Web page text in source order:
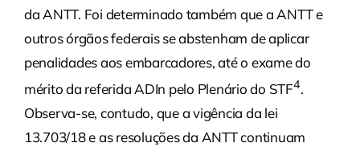
da ANTT. Foi determinado também que a ANTT e
outros órgãos federais se abstenham de aplicar
penalidades aos embarcadores, até o exame do
mérito da referida ADIn pelo Plenário do STF4.
Observa-se, contudo, que a vigência da lei
13.703/18 e as resoluções da ANTT continuam